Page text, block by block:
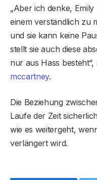
„Aber ich denke,
einem verständlich zu
und sie kann keine
stellt sie auch diese
nur aus Hass
mccartney.
Die Beziehung
Laufe der Zeit
wie es weitergeht,
verlängert wird.